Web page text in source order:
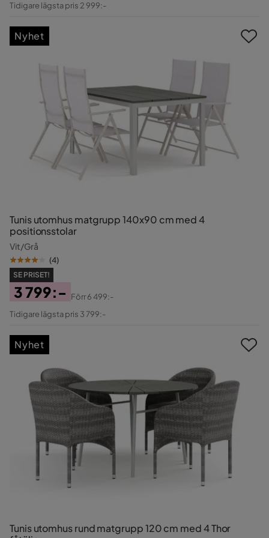
Tidigare lägsta pris 2 999:-
Tunis utomhus matgrupp 140x90 cm med 4
positionsstolar
Vit/Grå
(4)
SE PRISET!
Pris
3 799:-
Original
Förr6 499:-
Tidigare lägsta pris 3 799:-
Nyhet
Tunis utomhus rund matgrupp 120 cm med 4 Thor
Nyhet